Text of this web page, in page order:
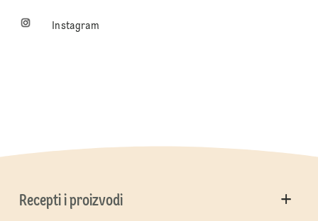
Instagram
Recepti i proizvodi